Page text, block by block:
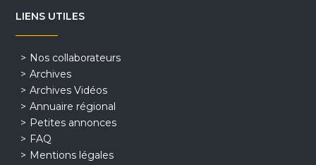
LIENS UTILES
Nos collaborateurs
Archives
Archives Vidéos
Annuaire régional
Petites annonces
FAQ
Mentions légales